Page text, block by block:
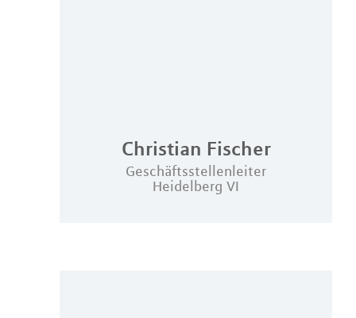
Christian Fischer
Geschäftsstellenleiter
Heidelberg VI